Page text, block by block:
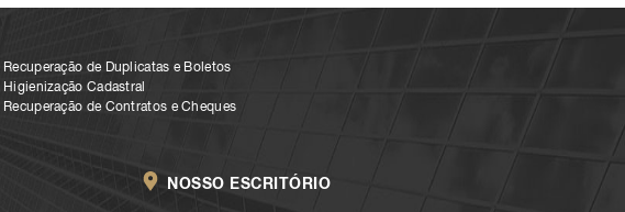
Recuperação de Duplicatas e Boletos
Higienização Cadastral
Recuperação de Contratos e Cheques
NOSSO ESCRITÓRIO